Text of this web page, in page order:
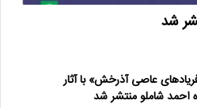
شد
عاصی آذرخش» با آثار
احمد شاملو منتشر شد